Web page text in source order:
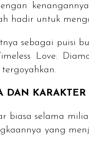
hadir untuk
sebagai puisi
Love:
DAN KARAKTER
selama
yang